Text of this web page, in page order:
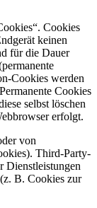
Cookies
keinen
für die Dauer
Cookies werden
Cookies
selbst löschen
erfolgt.
von
Third-Party-
Dienstleistungen
B. Cookies zur